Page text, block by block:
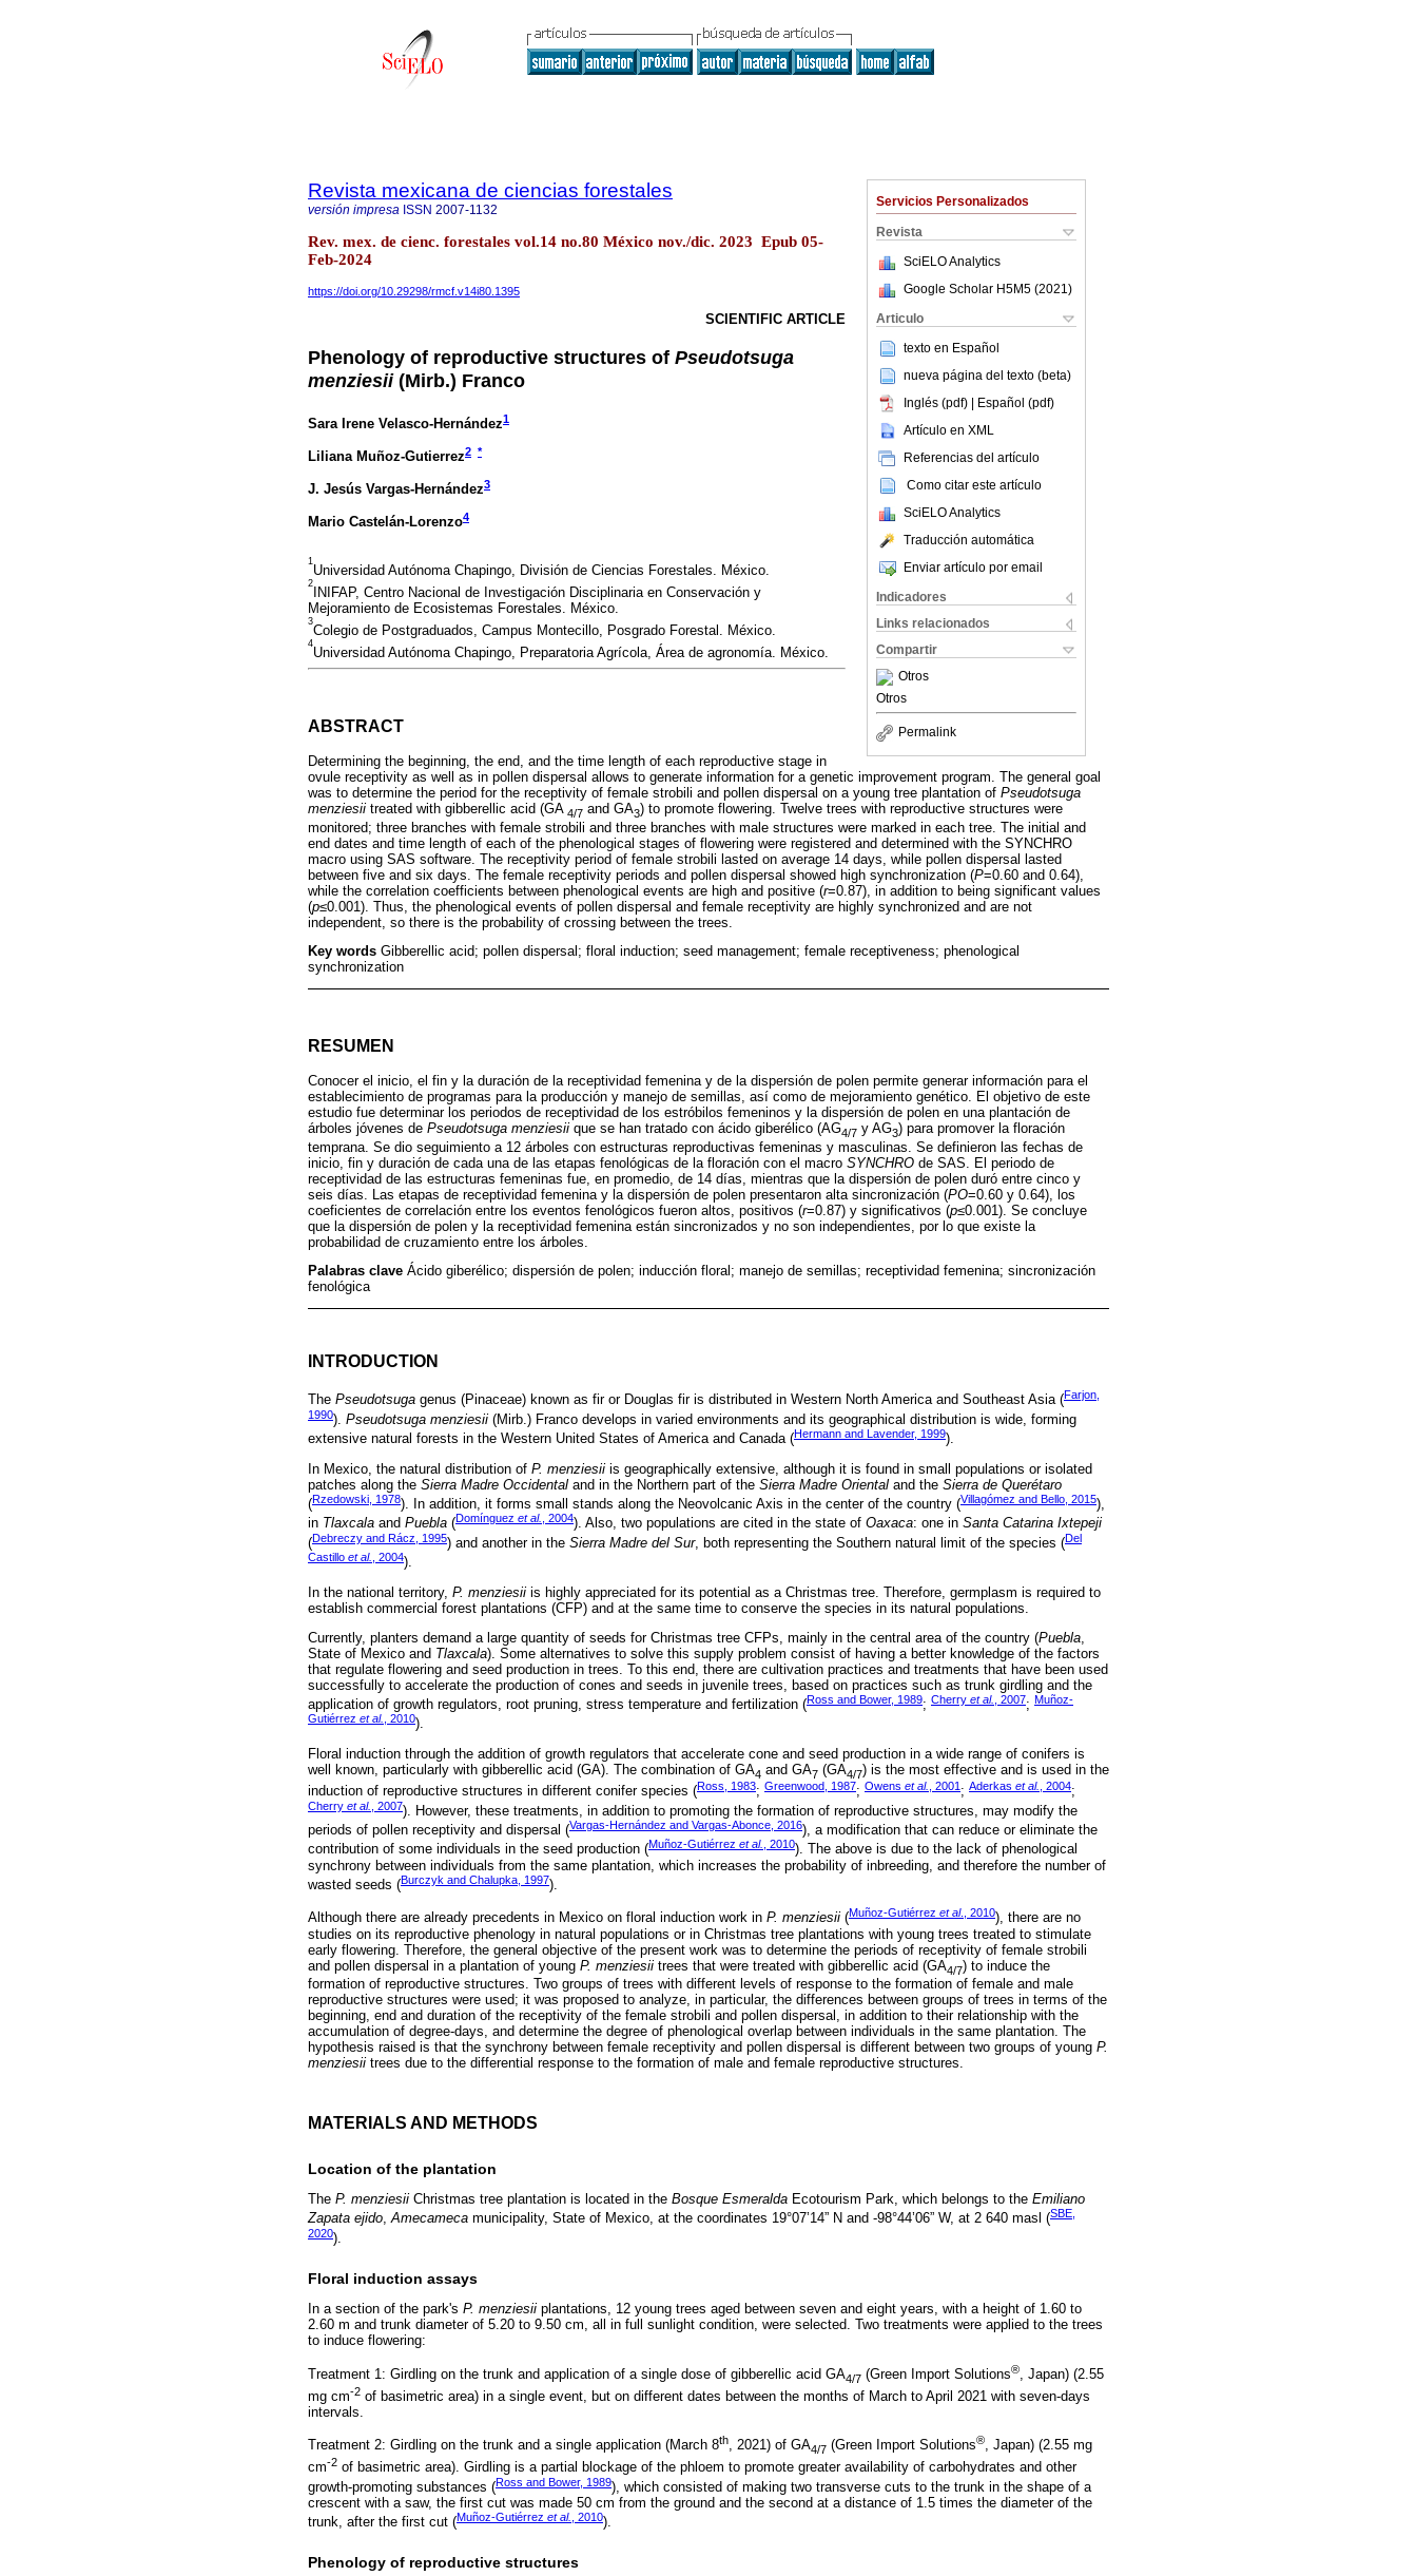
Servicios Personalizados
Revista
SciELO Analytics
Google Scholar H5M5 (2021 )
Articulo
texto en Español
nueva página del texto (beta)
Inglés (pdf) | Español (pdf)
Artículo en XML
Referencias del artículo
Como citar este artículo
SciELO Analytics
Traducción automática
Enviar artículo por email
Indicadores
Links relacionados
Compartir
Otros
Otros
Permalink
Revista mexicana de ciencias forestales
versión impresa ISSN 2007-1132
Rev. mex. de cienc. forestales vol.14 no.80 México nov./dic. 2023 Epub 05-
Feb-2024
https://doi.org/10.29298/rmcf.v14i80.1395
SCIENTIFIC ARTICLE
Phenology of reproductive structures of Pseudotsuga
menziesii(Mirb.) Franco
Sara Irene Velasco-Hernández1
Liliana Muñoz-Gutierrez2 *
J. Jesús Vargas-Hernández3
Mario Castelán-Lorenzo4
1
Universidad Autónoma Chapingo, División de Ciencias Forestales. México.
2
INIFAP, Centro Nacional de Investigación Disciplinaria en Conservación y
Mejoramiento de Ecosistemas Forestales. México.
3
Colegio de Postgraduados, Campus Montecillo, Posgrado Forestal. México.
4
Universidad Autónoma Chapingo, Preparatoria Agrícola, Área de agronomía. México.
ABSTRACT
Determining the beginning, the end, and the time length of each reproductive stage in
ovule receptivity as well as in pollen dispersal allows to generate information for a genetic improvement program. The general goal
was to determine the period for the receptivity of female strobili and pollen dispersal on a young tree plantation of Pseudotsuga
menziesii treated with gibberellic acid (GA 4/7 and GA3) to promote flowering. Twelve trees with reproductive structures were
monitored; three branches with female strobili and three branches with male structures were marked in each tree. The initial and
end dates and time length of each of the phenological stages of flowering were registered and determined with the SYNCHRO
macro using SAS software. The receptivity period of female strobili lasted on average 14 days, while pollen dispersal lasted
between five and six days. The female receptivity periods and pollen dispersal showed high synchronization (P=0.60 and 0.64),
while the correlation coefficients between phenological events are high and positive (r=0.87), in addition to being significant values
(p≤0.001). Thus, the phenological events of pollen dispersal and female receptivity are highly synchronized and are not
independent, so there is the probability of crossing between the trees.
Key words Gibberellic acid; pollen dispersal; floral induction; seed management; female receptiveness; phenological
synchronization
RESUMEN
Conocer el inicio, el fin y la duración de la receptividad femenina y de la dispersión de polen permite generar información para el
establecimiento de programas para la producción y manejo de semillas, así como de mejoramiento genético. El objetivo de este
estudio fue determinar los periodos de receptividad de los estróbilos femeninos y la dispersión de polen en una plantación de
árboles jóvenes de Pseudotsuga menziesii que se han tratado con ácido giberélico (AG4/7 y AG3) para promover la floración
temprana. Se dio seguimiento a 12 árboles con estructuras reproductivas femeninas y masculinas. Se definieron las fechas de
inicio, fin y duración de cada una de las etapas fenológicas de la floración con el macro SYNCHRO de SAS. El periodo de
receptividad de las estructuras femeninas fue, en promedio, de 14 días, mientras que la dispersión de polen duró entre cinco y
seis días. Las etapas de receptividad femenina y la dispersión de polen presentaron alta sincronización (PO=0.60 y 0.64), los
coeficientes de correlación entre los eventos fenológicos fueron altos, positivos (r=0.87) y significativos (p≤0.001). Se concluye
que la dispersión de polen y la receptividad femenina están sincronizados y no son independientes, por lo que existe la
probabilidad de cruzamiento entre los árboles.
Palabras clave Ácido giberélico; dispersión de polen; inducción floral; manejo de semillas; receptividad femenina; sincronización
fenológica
INTRODUCTION
The Pseudotsuga genus (Pinaceae) known as fir or Douglas fir is distributed in Western North America and Southeast Asia (Farjon,
1990). Pseudotsuga menziesii (Mirb.) Franco develops in varied environments and its geographical distribution is wide, forming
extensive natural forests in the Western United States of America and Canada (Hermann and Lavender, 1999).
In Mexico, the natural distribution of P. menziesii is geographically extensive, although it is found in small populations or isolated
patches along the Sierra Madre Occidental and in the Northern part of the Sierra Madre Oriental and the Sierra de Querétaro
(Rzedowski, 1978). In addition, it forms small stands along the Neovolcanic Axis in the center of the country (Villagómez and Bello, 2015),
in Tlaxcala and Puebla (Domínguez et al. , 2004). Also, two populations are cited in the state of Oaxaca: one in Santa Catarina Ixtepeji
(Debreczy and Rácz, 1995) and another in the Sierra Madre del Sur, both representing the Southern natural limit of the species (Del
Castillo et al. , 2004).
In the national territory, P. menziesii is highly appreciated for its potential as a Christmas tree. Therefore, germplasm is required to
establish commercial forest plantations (CFP) and at the same time to conserve the species in its natural populations.
Currently, planters demand a large quantity of seeds for Christmas tree CFPs, mainly in the central area of the country (Puebla
State of Mexico and Tlaxcala). Some alternatives to solve this supply problem consist of having a better knowledge of the factors
that regulate flowering and seed production in trees. To this end, there are cultivation practices and treatments that have been used
successfully to accelerate the production of cones and seeds in juvenile trees, based on practices such as trunk girdling and the
application of growth regulators, root pruning, stress temperature and fertilization (Ross and Bower, 1989; Cherry et al. , 2007; Muñoz-
Gutiérrez et al. , 2010).
Floral induction through the addition of growth regulators that accelerate cone and seed production in a wide range of conifers is
well known, particularly with gibberellic acid (GA). The combination of GA4 and GA7 (GA4/7) is the most effective and is used in the
induction of reproductive structures in different conifer species (Ross, 1983; Greenwood, 1987; Owens et al. , 2001 ; Aderkas et al. , 2004;
Cherry et al. , 2007). However, these treatments, in addition to promoting the formation of reproductive structures, may modify the
periods of pollen receptivity and dispersal (Vargas-Hernández and Vargas-Abonce, 2016), a modification that can reduce or eliminate the
contribution of some individuals in the seed production (Muñoz-Gutiérrez et al., 2010). The above is due to the lack of phenological
synchrony between individuals from the same plantation, which increases the probability of inbreeding, and therefore the number of
wasted seeds (Burczyk and Chalupka, 1997).
Although there are already precedents in Mexico on floral induction work in P. menziesii (Muñoz-Gutiérrez et al., 2010), there are no
studies on its reproductive phenology in natural populations or in Christmas tree plantations with young trees treated to stimulate
early flowering. Therefore, the general objective of the present work was to determine the periods of receptivity of female strobili
and pollen dispersal in a plantation of young P. menziesii trees that were treated with gibberellic acid (GA4/7) to induce the
formation of reproductive structures. Two groups of trees with different levels of response to the formation of female and male
reproductive structures were used; it was proposed to analyze, in particular, the differences between groups of trees in terms of the
beginning, end and duration of the receptivity of the female strobili and pollen dispersal, in addition to their relationship with the
accumulation of degree-days, and determine the degree of phenological overlap between individuals in the same plantation. The
hypothesis raised is that the synchrony between female receptivity and pollen dispersal is different between two groups of young P.
menziesii trees due to the differential response to the formation of male and female reproductive structures.
MATERIALS AND METHODS
Location of the plantation
The P. menziesii Christmas tree plantation is located in the Bosque Esmeralda Ecotourism Park, which belongs to the Emiliano
Zapata ejido,Amecameca municipality, State of Mexico, at the coordinates 19°07’14” N and -98°44’06” W, at 2 640 masl (SBE,
2020).
Floral induction assays
In a section of the park's P. menziesii plantations, 12 young trees aged between seven and eight years, with a height of 1.60 to
2.60 m and trunk diameter of 5.20 to 9.50 cm, all in full sunlight condition, were selected. Two treatments were applied to the trees
to induce flowering:
Treatment 1: Girdling on the trunk and application of a single dose of gibberellic acid GA4/7 (Green Import Solutions®
, Japan) (2.55
mg cm-2 of basimetric area) in a single event, but on different dates between the months of March to April 2021 with seven-days
intervals.
Treatment 2: Girdling on the trunk and a single application (March 8th, 2021) of GA4/7 (Green Import Solutions®, Japan) (2.55 mg
cm-2 of basimetric area). Girdling is a partial blockage of the phloem to promote greater availability of carbohydrates and other
growth-promoting substances (Ross and Bower, 1989), which consisted of making two transverse cuts to the trunk in the shape of a
crescent with a saw, the first cut was made 50 cm from the ground and the second at a distance of 1.5 times the diameter of the
trunk, after the first cut (Muñoz-Gutiérrez et al. , 2010).
Phenology of reproductive structures